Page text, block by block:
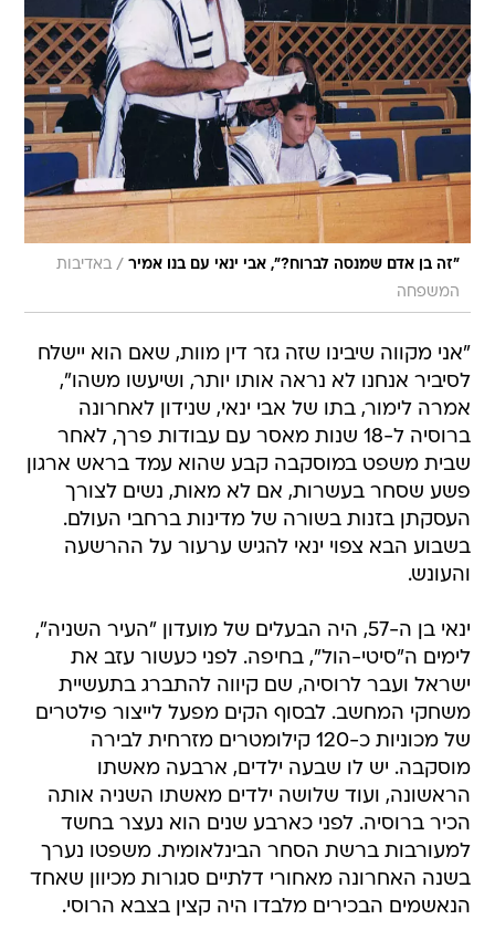
"זה בן אדם שמנסה לברוח?", אבי ינאי עם בנו אמיר / באדיבות
"אני מקווה שיבינו שזה גזר דין מוות, שאם הוא יישלח
אמרה לימור, בתו של אבי ינאי, שנידון לאחרונה
ברוסיה ל-18 שנות מאסר עם עבודות פרך, לאחר
שבית משפט במוסקבה קבע שהוא עמד בראש ארגון
פשע שסחר בעשרות, אם לא מאות, נשים לצורך
העסקתן בזנות בשורה של מדינות ברחבי העולם.
בשבוע הבא צפוי ינאי להגיש ערעור על ההרשעה
והעונש.
ישראל ועבר לרוסיה, שם קיווה להתברג בתעשיית
משחקי המחשב. לבסוף הקים מפעל לייצור פילטרים
של מכוניות כ-120 קילומטרים מזרחית לבירה
מוסקבה. יש לו שבעה ילדים, ארבעה מאשתו
הראשונה, ועוד שלושה ילדים מאשתו השניה אותה
הכיר ברוסיה. לפני כארבע שנים הוא נעצר בחשד
למעורבות ברשת הסחר הבינלאומית. משפטו נערך
בשנה האחרונה מאחורי דלתיים סגורות מכיוון שאחד
הנאשמים הבכירים מלבדו היה קצין בצבא הרוסי.
"דפקו לו שוטרים בדלת בשש בבוקר ואמרו לו